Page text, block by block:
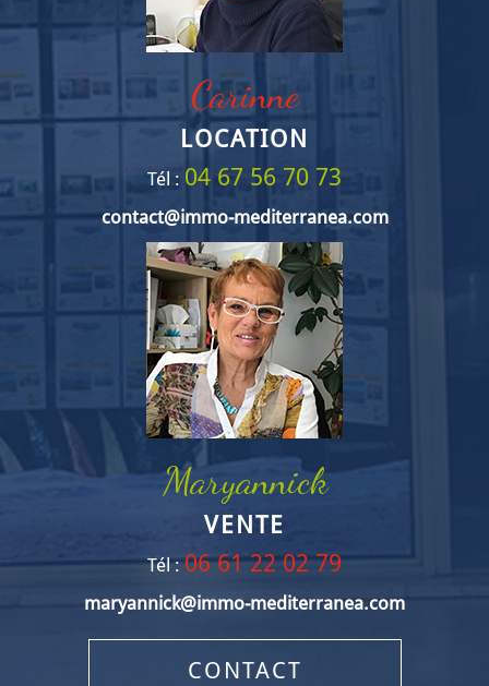
Carinne
LOCATION
Tél : 04 67 56 70 73
contact@immo-mediterranea.com
Maryannick
VENTE
Tél :06 61 22 02 79
maryannick@immo-mediterranea.com
CONTACT